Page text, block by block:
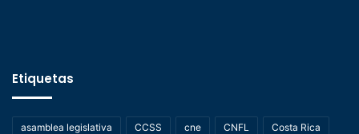
Etiquetas
asamblea legislativa CCSS cne CNFL Costa Rica